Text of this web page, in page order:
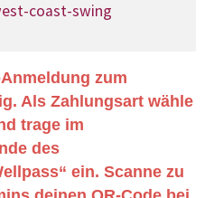
coast-swing
zum
Als Zahlungsart wähle
trage im
des
ein. Scanne zu